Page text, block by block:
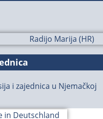
i zajednica u Njemačkoj